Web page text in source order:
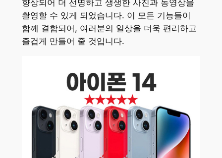
향상되어 더 선명하고 생생한 사진과 동영상을
촬영할 수 있게 되었습니다. 이 모든 기능들이
함께 결합되어, 여러분의 일상을 더욱 편리하고
즐겁게 만들어 줄 것입니다.